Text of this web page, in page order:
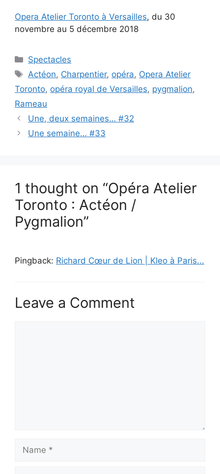
Opera Atelier Toronto à Versailles, du 30
novembre au 5 décembre 2018
Categories
Spectacles
Tags
Actéon, Charpentier, opéra, Opera Atelier
Toronto, opéra royal de Versailles, pygmalion,
Rameau
Une, deux semaines… #32
Une semaine… #33
1 thought on “Opéra Atelier
Toronto : Actéon /
Pygmalion”
Pingback: Richard Cœur de Lion | Kleo à Paris...
Leave a Comment
Name